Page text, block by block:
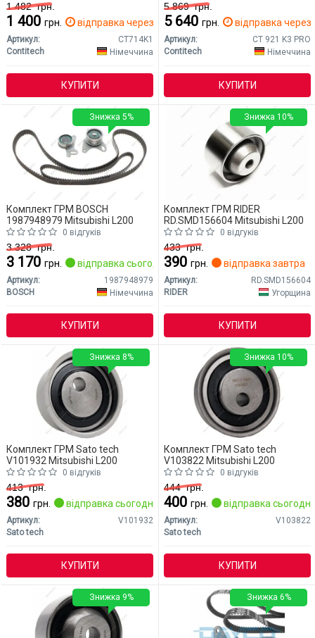
1 482грн.
1 400 грн. відправка через 2 дн.
Артикул:
CT714K1
Contitech
Німеччина
КУПИТИ
5 869грн.
5 640 грн. відправка через
Артикул:
CT 921 K3 PRO
Contitech
Німеччина
КУПИТИ
Комплект ГРМ BOSCH
1987948979 Mitsubishi L200
0 відгуків
3 328грн.
3 170 грн. відправка сьогодні
Артикул:
1987948979
BOSCH
Німеччина
КУПИТИ
Знижка 5%
Комплект ГРМ RIDER
RD.SMD156604 Mitsubishi L200
0 відгуків
433грн.
390 грн. відправка завтра
Артикул:
RD.SMD156604
RIDER
Угорщина
КУПИТИ
Знижка 10%
Комплект ГРМ Sato tech
V101932 Mitsubishi L200
0 відгуків
413грн.
380 грн. відправка сьогодні
Артикул:
V101932
Sato tech
КУПИТИ
Знижка 8%
Комплект ГРМ Sato tech
V103822 Mitsubishi L200
0 відгуків
444грн.
400 грн. відправка сьогодні
Артикул:
V103822
Sato tech
КУПИТИ
Знижка 10%
Знижка 9% Знижка 6%